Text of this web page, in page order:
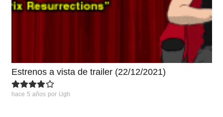
Estrenos a vista de trailer (22/12/2021)
hace 5 años por Ugh